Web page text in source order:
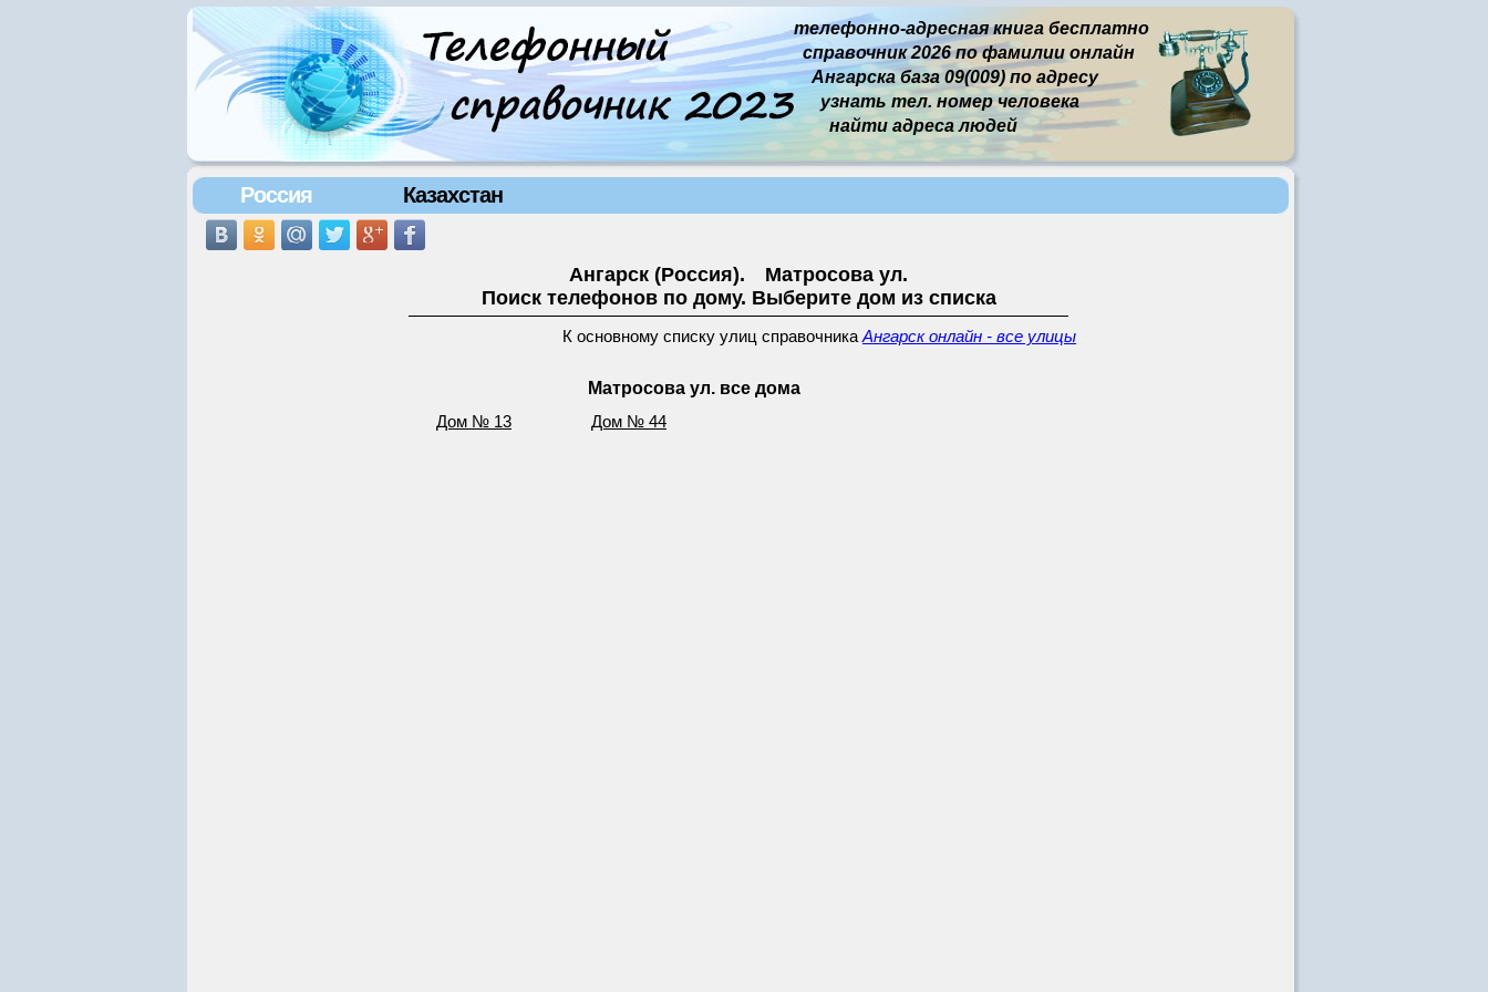
телефонно-адресная книга бесплатно
справочник 2026 по фамилии онлайн
Ангарска база 09(009) по адресу
узнать тел. номер человека
найти адреса людей
Россия Казахстан
Ангарск (Россия). Матросова ул.
Поиск телефонов по дому. Выберите дом из списка
К основному списку улиц справочника Ангарск онлайн - все улицы
Матросова ул. все дома
Дом № 13 Дом № 44